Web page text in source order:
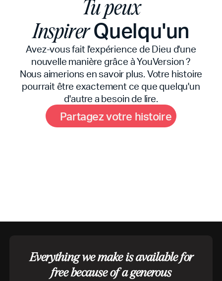
Tu peux
InspirerQuelqu'un
Avez-vous fait l'expérience de Dieu d'une
nouvelle manière grâce à YouVersion ?
Nous aimerions en savoir plus. Votre histoire
pourrait être exactement ce que quelqu'un
d'autre a besoin de lire.
Partagezvotre histoire
Everything we make is available for
free because of a generous